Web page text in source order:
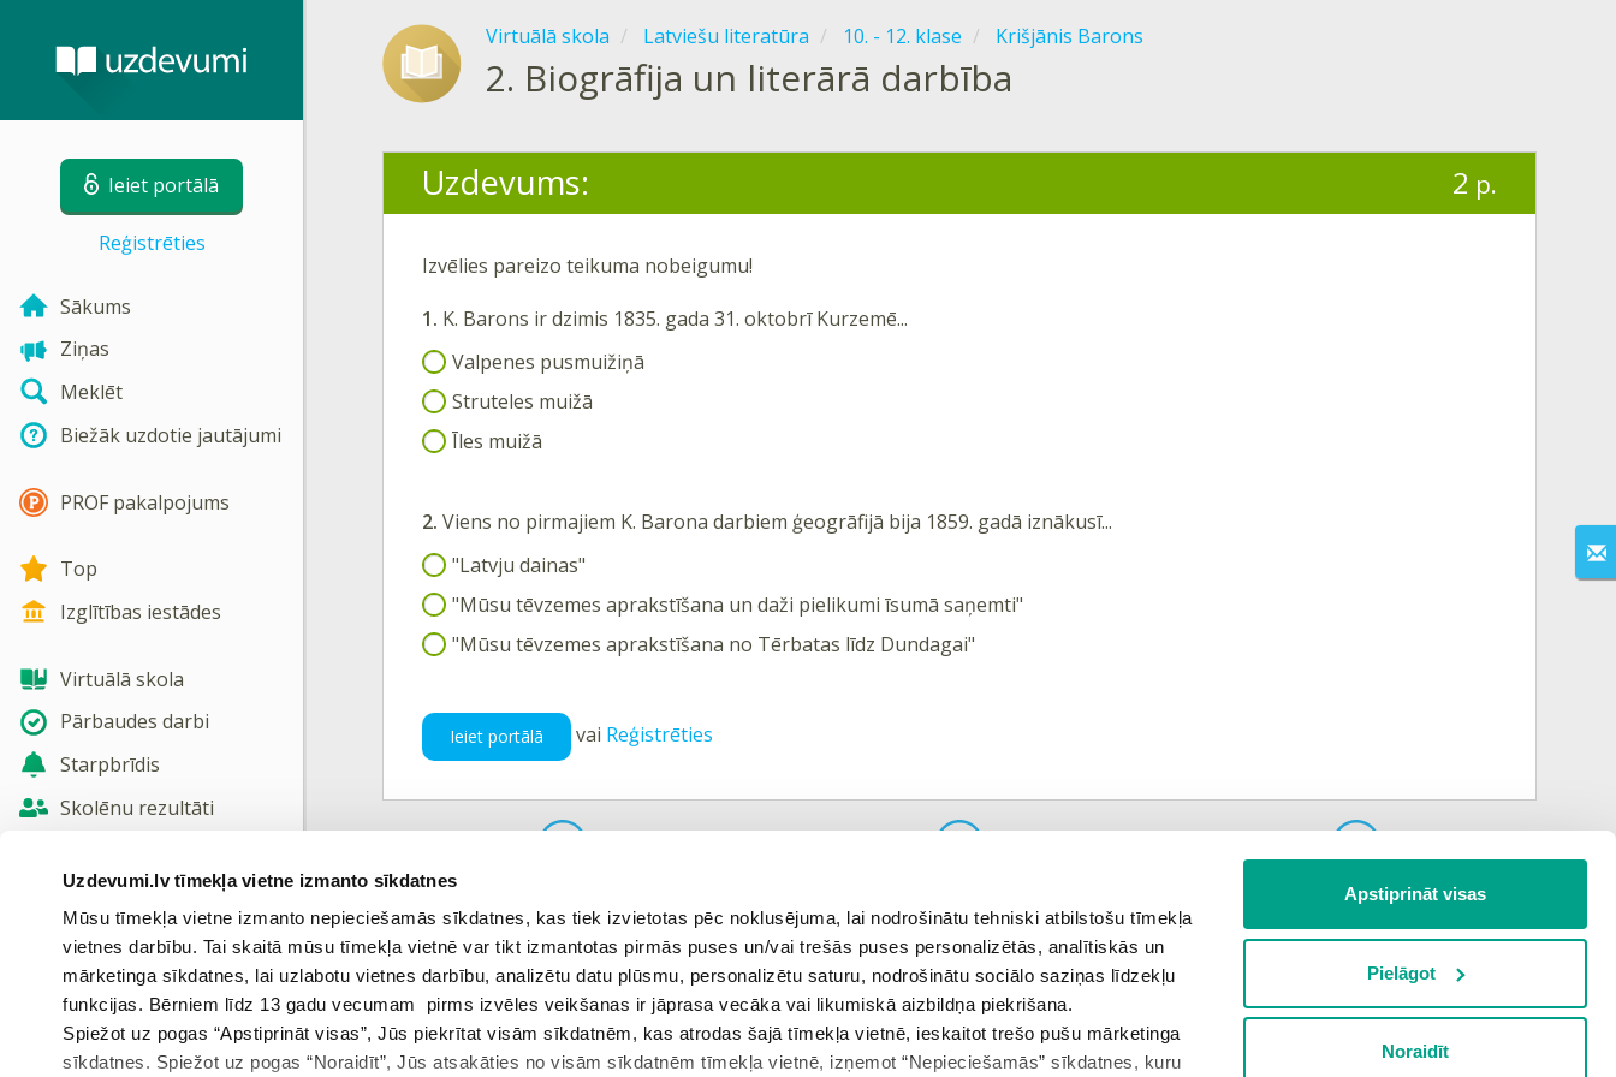
Uzdevumi.lv tīmekļa vietne izmanto sīkdatnes
Mūsu tīmekļa vietne izmanto nepieciešamās sīkdatnes, kas tiek izvietotas pēc noklusējuma, lai nodrošinātu tehniski atbilstošu tīmekļa
vietnes darbību. Tai skaitā mūsu tīmekļa vietnē var tikt izmantotas pirmās puses un/vai trešās puses personalizētās, analītiskās un
mārketinga sīkdatnes, lai uzlabotu vietnes darbību, analizētu datu plūsmu, personalizētu saturu, nodrošinātu sociālo saziņas līdzekļu
funkcijas. Bērniem līdz 13 gadu vecumam pirms izvēles veikšanas ir jāprasa vecāka vai likumiskā aizbildņa piekrišana.
Spiežot uz pogas “Apstiprināt visas”, Jūs piekrītat visām sīkdatnēm, kas atrodas šajā tīmekļa vietnē, ieskaitot trešo pušu mārketinga
sīkdatnes. Spiežot uz pogas “Noraidīt”, Jūs atsakāties no visām sīkdatnēm tīmekļa vietnē, izņemot “Nepieciešamās” sīkdatnes, kuru
Apstiprināt visas
Pielāgot
Noraidīt
Ieiet portālā
Reģistrēties
Sākums
Ziņas
Meklēt
Biežāk uzdotie jautājumi
PROF pakalpojums
Top
Izglītības iestādes
Virtuālā skola
Pārbaudes darbi
Starpbrīdis
Skolēnu rezultāti
Nosūtīt atsauksmi
Skatīt vairāk
Virtuālā skola Latviešu literatūra 10. - 12. klase Krišjānis Barons
2. Biogrāfija un literārā darbība
Uzdevums: 2 p.
Izvēlies pareizo teikuma nobeigumu!
1. K. Barons ir dzimis 1835. gada 31. oktobrī Kurzemē...
Valpenes pusmuižiņā
Struteles muižā
Īles muižā
2. Viens no pirmajiem K. Barona darbiem ģeogrāfijā bija 1859. gadā iznākusī...
"Latvju dainas"
"Mūsu tēvzemes aprakstīšana un daži pielikumi īsumā saņemti"
"Mūsu tēvzemes aprakstīšana no Tērbatas līdz Dundagai"
Ieiet portālā vai Reģistrēties
Nākamais uzdevums